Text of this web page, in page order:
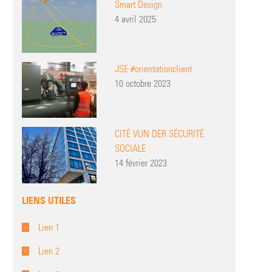
Smart Design
4 avril 2025
JSE #orientationclient
10 octobre 2023
CITÉ VUN DER SÉCURITÉ
SOCIALE
14 février 2023
LIENS UTILES
Lien 1
Lien 2